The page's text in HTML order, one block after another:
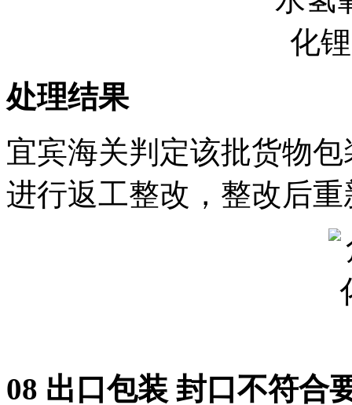
处理结果
宜宾海关判定该批货物
进行返工整改，整改后
08 出口包装 封口不符合